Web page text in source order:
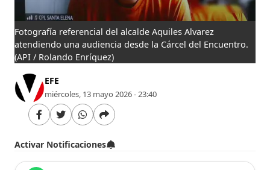
Fotografía referencial del alcalde Aquiles Alvarez
atendiendo una audiencia desde la Cárcel del Encuentro.
(API / Rolando Enríquez)
EFE
miércoles, 13 mayo 2026 - 23:40
Activar Notificaciones